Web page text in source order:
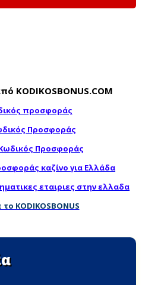
KODIKOSBONUS.COM
προσφοράς
Προσφοράς
Προσφοράς
καζίνο για Ελλάδα
εταιριες στην ελλαδα
KODIKOSBONUS